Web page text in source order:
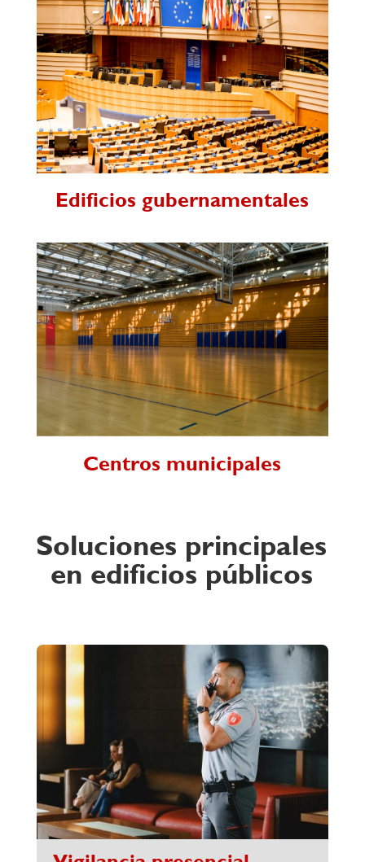
Edificios gubernamentales
Centros municipales
Soluciones principales
en edificios públicos